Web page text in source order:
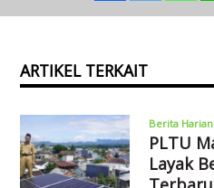
ARTIKEL TERKAIT
Berita Harian
PLTU
Layak